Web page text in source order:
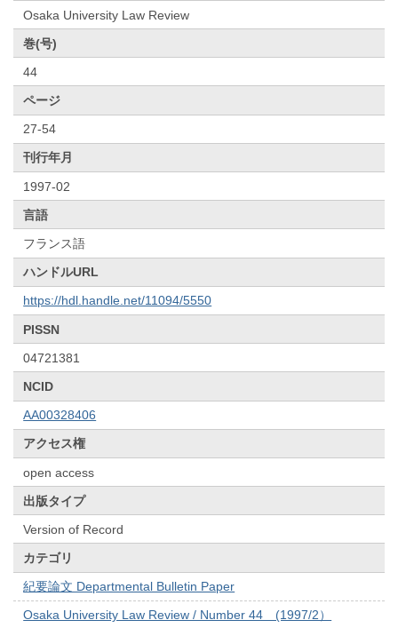
Osaka University Law Review
巻(号)
44
ページ
27-54
刊行年月
1997-02
言語
フランス語
ハンドルURL
https://hdl.handle.net/11094/5550
PISSN
04721381
NCID
AA00328406
アクセス権
open access
出版タイプ
Version of Record
カテゴリ
紀要論文 Departmental Bulletin Paper
Osaka University Law Review / Number 44 (1997/2）